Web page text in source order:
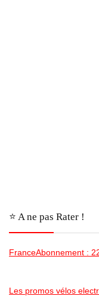
⭐️ A ne pas Rater !
FranceAbonnement :
Les promos vélos